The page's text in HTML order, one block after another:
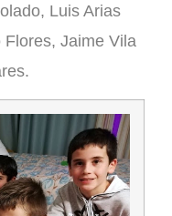
Luis Arias
Jaime Vila